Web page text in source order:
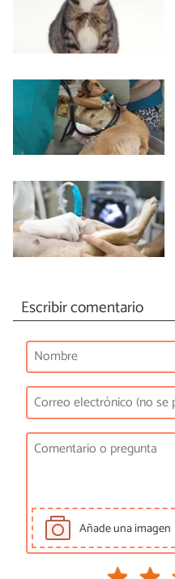
Escribir comentario
Añade una imagen